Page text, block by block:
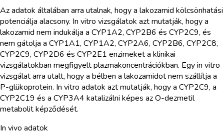
Az adatok általában arra utalnak, hogy a lakozamid kölcsönhatási
potenciálja alacsony. In vitro vizsgálatok azt mutatják, hogy a
lakozamid nem indukálja a CYP1A2, CYP2B6 és CYP2C9, és
nem gátolja a CYP1A1, CYP1A2, CYP2A6, CYP2B6, CYP2C8,
CYP2C9, CYP2D6 és CYP2E1 enzimeket a klinikai
vizsgálatokban megfigyelt plazmakoncentrációkban. Egy in vitro
vizsgálat arra utalt, hogy a bélben a lakozamidot nem szállítja a
P-glükoprotein. In vitro adatok azt mutatják, hogy a CYP2C9, a
CYP2C19 és a CYP3A4 katalizálni képes az O-dezmetil
metabolit képződését.
In vivo adatok